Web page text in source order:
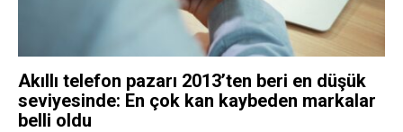
Akıllı telefon pazarı 2013’ten beri en düşük
seviyesinde: En çok kan kaybeden markalar
belli oldu